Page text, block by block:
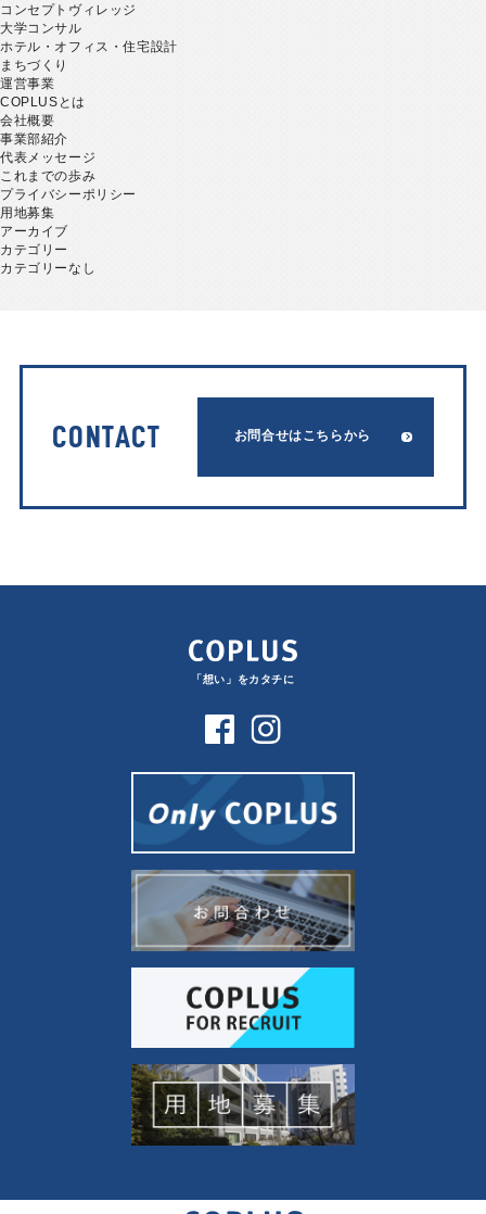
コンセプトヴィレッジ
大学コンサル
ホテル・オフィス・住宅設計
まちづくり
運営事業
COPLUSとは
会社概要
事業部紹介
代表メッセージ
これまでの歩み
プライバシーポリシー
用地募集
アーカイブ
カテゴリー
カテゴリーなし
CONTACT お問合せはこちらから
「想い」をカタチに